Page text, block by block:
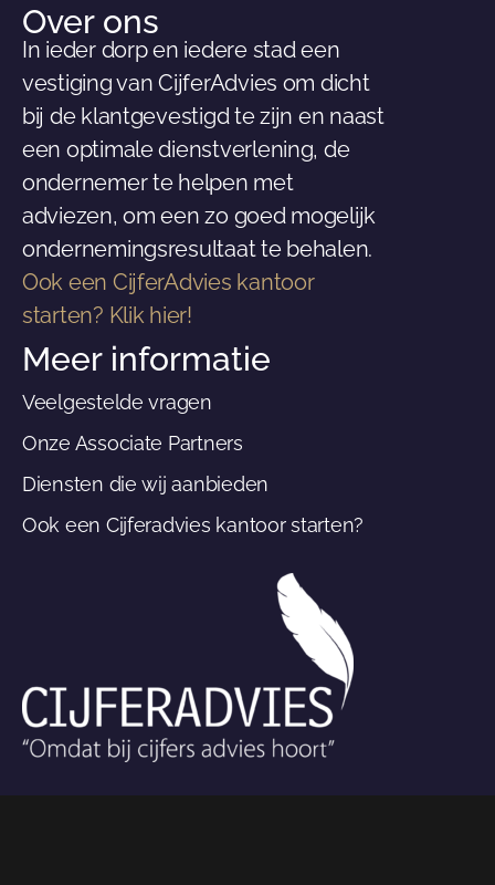
Over ons
In ieder dorp en iedere stad een
vestiging van CijferAdvies om dicht
bij de klantgevestigd te zijn en naast
een optimale dienstverlening, de
ondernemer te helpen met
adviezen, om een zo goed mogelijk
ondernemingsresultaat te behalen.
Ook een CijferAdvies kantoor
starten? Klik hier!
Meer informatie
Veelgestelde vragen
Onze Associate Partners
Diensten die wij aanbieden
Ook een Cijferadvies kantoor starten?